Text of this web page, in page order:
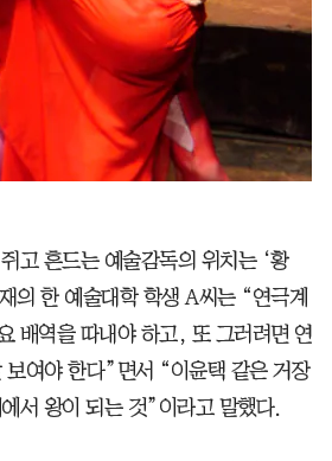
고 흔드는 예술감독의 위치는 ‘황
의 한 예술대학 학생 A씨는 “연극계
배역을 따내야 하고, 또 그러려면 연
보여야 한다”면서 “이윤택 같은 거장
서 왕이 되는 것”이라고 말했다.